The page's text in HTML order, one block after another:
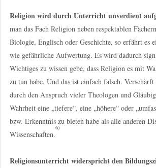
Religion wird durch Unterricht unverdient
man das Fach Religion neben respektablen
Biologie, Englisch oder Geschichte, so erfährt es
wie gefährliche Aufwertung. Es wird dadurch
Wichtiges zu wissen gebe, dass Religion es mit
zu tun habe. Und das ist einfach falsch.
durch den Anspruch vieler Theologen und
Wahrheit eine „tiefere“, eine „höhere“ oder
bzw. Erkenntnis zu bieten habe als alle anderen
Wissenschaften.
6)
Religionsunterricht widerspricht den